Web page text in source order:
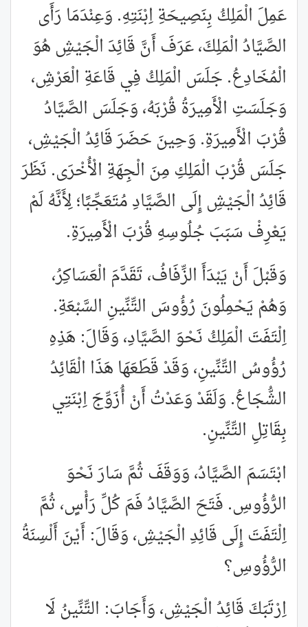
عَمِلَ الْمَلِكُ بِنَصِيحَةِ اِبْنَتِهِ. وَعِنْدَمَا رَأَى
الصَّيَّادُ الْمَلِكَ، عَرَفَ أَنَّ قَائِدَ الْجَيْشِ هُوَ
الْمُخَادِعُ. جَلَسَ الْمَلِكُ فِي قَاعَةِ الْعَرْشِ،
وَجَلَسَتِ الْأَمِيرَةُ قُرْبَهُ، وَجَلَسَ الصَّيَّادُ
قُرْبَ الْأَمِيرَةِ. وَحِينَ حَضَرَ قَائِدُ الْجَيْشِ،
جَلَسَ قُرْبَ الْمَلِكِ مِنَ الْجِهَةِ الْأُخْرَى. نَظَرَ
قَائِدُ الْجَيْشِ إِلَى الصَّيَّادِ مُتَعَجِّبًا؛ لِأَنَّهُ لَمْ
يَعْرِفْ سَبَبَ جُلُوسِهِ قُرْبَ الْأَمِيرَةِ.
وَقَبْلَ أَنْ يَبْدَأَ الزِّفَافُ، تَقَدَّمَ الْعَسَاكِرُ،
وَهُمْ يَحْمِلُونَ رُؤُوسَ التِّنِّينِ السَّبْعَةِ.
اِلْتَفَتَ الْمَلِكُ نَحْوَ الصَّيَّادِ، وَقَالَ: هَذِهِ
رُؤُوسُ التِّنِّينِ، وَقَدْ قَطَعَهَا هَذَا الْقَائِدُ
الشُّجَاعُ. وَلَقَدْ وَعَدْتُ أَنْ أُزَوِّجَ اِبْنَتِي
بِقَاتِلِ التِّنِّينِ.
ابْتَسَمَ الصَّيَّادُ، وَوَقَفَ ثُمَّ سَارَ نَحْوَ
الرُّؤُوسِ. فَتَحَ الصَّيَّادُ فَمَ كُلِّ رَأْسٍ، ثُمَّ
اِلْتَفَتَ إِلَى قَائِدِ الْجَيْشِ، وَقَالَ: أَيْنَ أَلْسِنَةُ
الرُّؤُوسِ؟
اِرْتَبَكَ قَائِدُ الْجَيْشِ، وَأَجَابَ: التِّنِّينُ لَا